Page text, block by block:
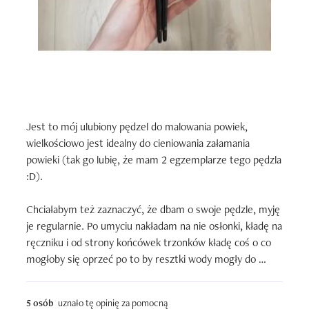
Jest to mój ulubiony pędzel do malowania powiek,
wielkościowo jest idealny do cieniowania załamania
powieki (tak go lubię, że mam 2 egzemplarze tego pędzla
:D).
Chciałabym też zaznaczyć, że dbam o swoje pędzle, myję
je regularnie. Po umyciu nakładam na nie osłonki, kładę na
ręczniku i od strony końcówek trzonków kładę coś o co
mogłoby się oprzeć po to by resztki wody mogły do
5 osób uznało tę opinię za pomocną